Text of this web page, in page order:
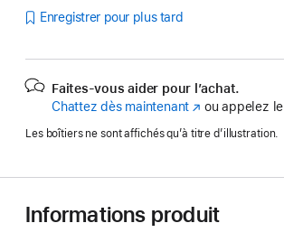
Enregistrer pour plus tard
Faites-vous aider pour l’achat.
Chattez dès maintenant (s’ouvre
une
fenêtre)
ou appelez le
Les boîtiers ne sont affichés qu’à titre d’illustration.
Informations produit